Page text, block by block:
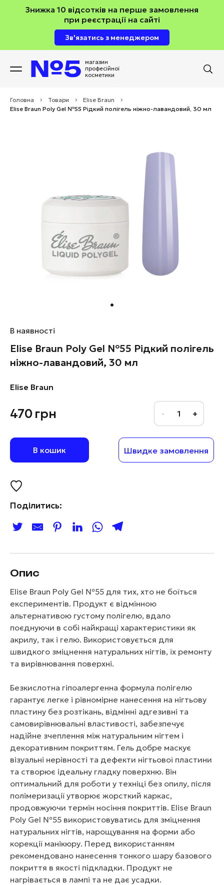
Знижка 10 відсотків на перше замовлення
при реєстрації на сайті
Зв'язатись з менеджером
магазин
професійної
косметики
Головна > Товари > Elise Braun
>
Elise Braun Poly Gel №55 Рідкий полігель ніжно-лавандовий, 30 мл
В наявності
Elise Braun Poly Gel №55 Рідкий полігель
ніжно-лавандовий, 30 мл
Elise Braun
470грн
В кошик Швидке замовлення
Поділитись:
Опис
Elise Braun Poly Gel №55 для тих, хто не боїться
експериментів. Продукт є відмінною
альтернативою густому полігелю, вдало
поєднуючи в собі найкращі характеристики як
акрилу, так і гелю. Використовується для
швидкого зміцнення натуральних нігтів, їх ремонту
та вирівнювання поверхні.
Безкислотна гіпоалергенна формула полігелю
гарантує легке і рівномірне нанесення на нігтьову
пластину без розтікань, відмінні адгезивні та
самовирівнювальні властивості, забезпечує
надійне зчеплення між натуральним нігтем і
декоративним покриттям. Гель добре маскує
візуальні нерівності та дефекти нігтьової пластини
та створює ідеальну гладку поверхню. Він
оптимальний для роботи у техніці без опилу, після
полімеризації утворює жорсткий каркас,
продовжуючи термін носіння покриттів. Elise Braun
Poly Gel №55 використовуватись для зміцнення
натуральних нігтів, нарощування на форми або
корекції манікюру. Перед використанням
рекомендовано нанесення тонкого шару базового
покриття в якості підкладки. Продукт не
нагрівається в лампі та не дає усадки.